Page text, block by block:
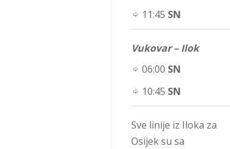
11:45 SN
Vukovar – Ilok
06:00 SN
10:45 SN
Sve linije iz Iloka za
Osijek su sa